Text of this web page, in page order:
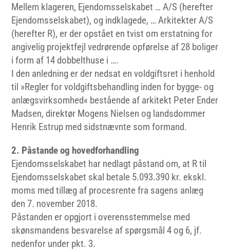
Mellem klageren, Ejendomsselskabet … A/S (herefter
Ejendomsselskabet), og indklagede, … Arkitekter A/S
(herefter R), er der opstået en tvist om erstatning for
angivelig projektfejl vedrørende opførelse af 28 boliger
i form af 14 dobbelthuse i ….
I den anledning er der nedsat en voldgiftsret i henhold
til »Regler for voldgiftsbehandling inden for bygge- og
anlægsvirksomhed« bestående af arkitekt Peter Ender
Madsen, direktør Mogens Nielsen og landsdommer
Henrik Estrup med sidstnævnte som formand.
2. Påstande og hovedforhandling
Ejendomsselskabet har nedlagt påstand om, at R til
Ejendomsselskabet skal betale 5.093.390 kr. ekskl.
moms med tillæg af procesrente fra sagens anlæg
den 7. november 2018.
Påstanden er opgjort i overensstemmelse med
skønsmandens besvarelse af spørgsmål 4 og 6, jf.
nedenfor under pkt. 3.